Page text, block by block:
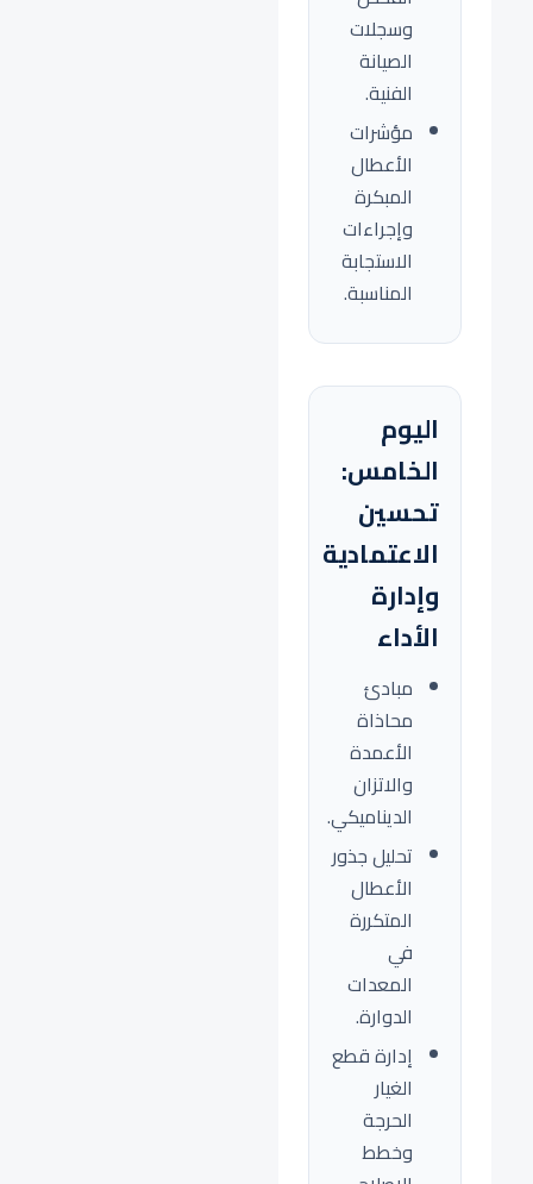
وسجلات
الصيانة
الفنية.
مؤشرات
الأعطال
المبكرة
وإجراءات
الاستجابة
المناسبة.
اليوم
الخامس:
تحسين
الاعتمادية
وإدارة
الأداء
مبادئ
محاذاة
الأعمدة
والاتزان
الديناميكي.
تحليل جذور
الأعطال
المتكررة
في
المعدات
الدوارة.
إدارة قطع
الغيار
الحرجة
وخطط